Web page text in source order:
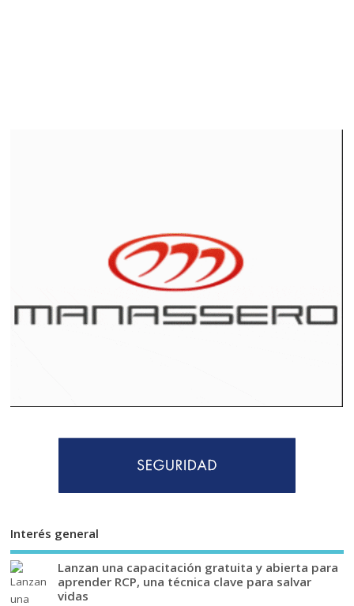
Interés general
Lanzan una capacitación gratuita y abierta para
aprender RCP, una técnica clave para salvar
vidas